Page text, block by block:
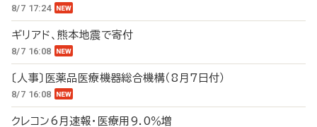
8/7 17:24
ギリアド、熊本地震で寄付
8/7 16:08
〔人事〕医薬品医療機器総合機構（8月7日付）
8/7 16:08
クレコン6月速報・医療用9.0％増